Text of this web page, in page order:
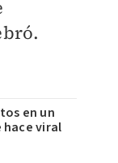
en un
hace viral